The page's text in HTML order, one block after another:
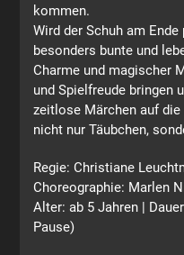
kommen.
Wird der Schuh am
besonders bunte und
Charme und magischer
und Spielfreude bringen
zeitlose Märchen auf
nicht nur Täubchen,
Regie: Christiane
Choreographie: Marlen
Alter: ab 5 Jahren |
Pause)